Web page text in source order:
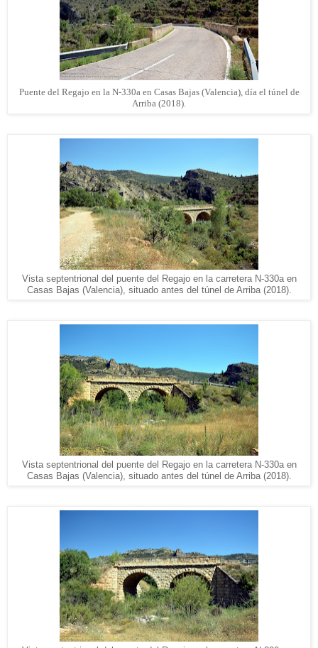
Puente del Regajo en la N-330a en Casas Bajas (Valencia), día el túnel de
Arriba (2018).
Vista septentrional del puente del Regajo en la carretera N-330a en
Casas Bajas (Valencia), situado antes del túnel de Arriba (2018).
Vista septentrional del puente del Regajo en la carretera N-330a en
Casas Bajas (Valencia), situado antes del túnel de Arriba (2018).